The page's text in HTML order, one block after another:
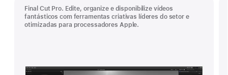
Final Cut Pro. Edite, organize e disponibilize vídeos
fantásticos com ferramentas criativas líderes do setor e
otimizadas para processadores Apple.